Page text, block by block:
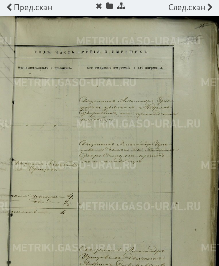
Пред.скан След.скан